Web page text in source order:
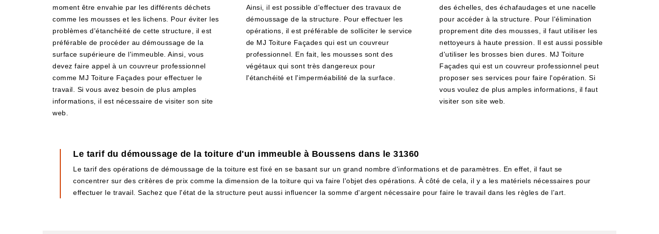
moment être envahie par les différents déchets
comme les mousses et les lichens. Pour éviter les
problèmes d'étanchéité de cette structure, il est
préférable de procéder au démoussage de la
surface supérieure de l'immeuble. Ainsi, vous
devez faire appel à un couvreur professionnel
comme MJ Toiture Façades pour effectuer le
travail. Si vous avez besoin de plus amples
informations, il est nécessaire de visiter son site
web.
Ainsi, il est possible d'effectuer des travaux de
démoussage de la structure. Pour effectuer les
opérations, il est préférable de solliciter le service
de MJ Toiture Façades qui est un couvreur
professionnel. En fait, les mousses sont des
végétaux qui sont très dangereux pour
l'étanchéité et l'imperméabilité de la surface.
des échelles, des échafaudages et une nacelle
pour accéder à la structure. Pour l'élimination
proprement dite des mousses, il faut utiliser les
nettoyeurs à haute pression. Il est aussi possible
d'utiliser les brosses bien dures. MJ Toiture
Façades qui est un couvreur professionnel peut
proposer ses services pour faire l'opération. Si
vous voulez de plus amples informations, il faut
visiter son site web.
Le tarif du démoussage de la toiture d'un immeuble à Boussens dans le 31360
Le tarif des opérations de démoussage de la toiture est fixé en se basant sur un grand nombre d'informations et de paramètres. En effet, il faut se
concentrer sur des critères de prix comme la dimension de la toiture qui va faire l'objet des opérations. À côté de cela, il y a les matériels nécessaires pour
effectuer le travail. Sachez que l'état de la structure peut aussi influencer la somme d'argent nécessaire pour faire le travail dans les règles de l'art.